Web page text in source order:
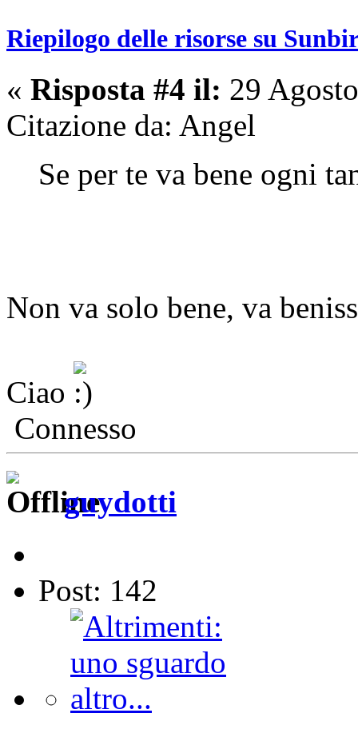
Riepilogo delle risorse su
« Risposta #4 il: 29
Citazione da: Angel
Se per te va bene ogni
Non va solo bene, va
Ciao
Connesso
guydotti
Post: 142